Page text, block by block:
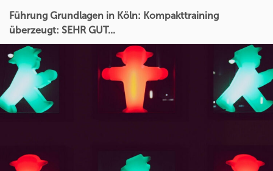
Führung Grundlagen in Köln: Kompakttraining
überzeugt: SEHR GUT...